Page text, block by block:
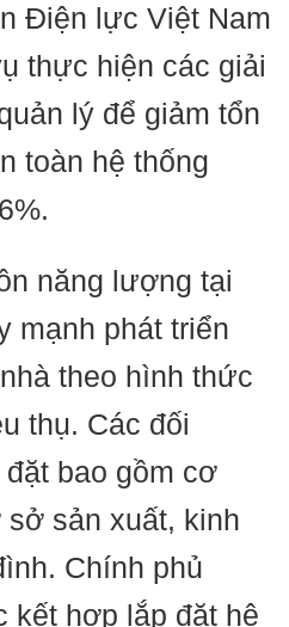
Điện lực Việt Nam
thực hiện các giải
lý để giảm tổn
toàn hệ thống
năng lượng tại
mạnh phát triển
theo hình thức
thụ. Các đối
bao gồm cơ
sản xuất, kinh
Chính phủ
kết hợp lắp đặt hệ